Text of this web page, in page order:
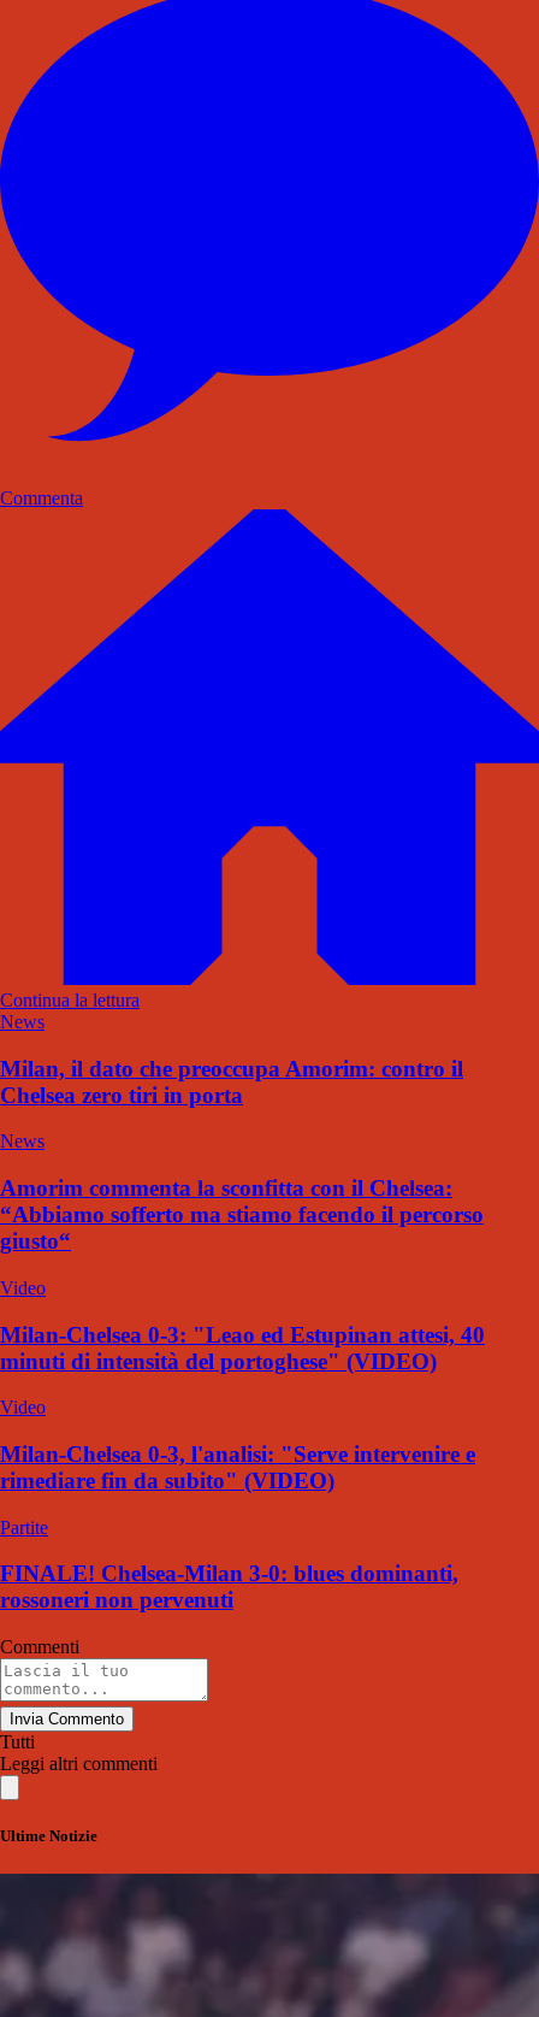
Commenta
Continua la lettura
News
Milan, il dato che preoccupa Amorim: contro il
Chelsea zero tiri in porta
News
Amorim commenta la sconfitta con il Chelsea:
“Abbiamo sofferto ma stiamo facendo il percorso
giusto“
Video
Milan-Chelsea 0-3: "Leao ed Estupinan attesi, 40
minuti di intensità del portoghese" (VIDEO)
Video
Milan-Chelsea 0-3, l'analisi: "Serve intervenire e
rimediare fin da subito" (VIDEO)
Partite
FINALE! Chelsea-Milan 3-0: blues dominanti,
rossoneri non pervenuti
Commenti
Invia Commento
Tutti
Leggi altri commenti
Ultime Notizie